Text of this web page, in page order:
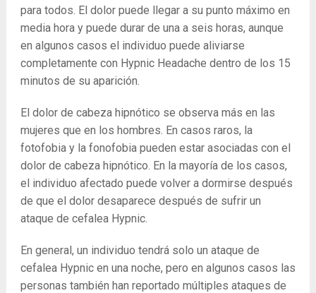
para todos. El dolor puede llegar a su punto máximo en
media hora y puede durar de una a seis horas, aunque
en algunos casos el individuo puede aliviarse
completamente con Hypnic Headache dentro de los 15
minutos de su aparición.
El dolor de cabeza hipnótico se observa más en las
mujeres que en los hombres. En casos raros, la
fotofobia y la fonofobia pueden estar asociadas con el
dolor de cabeza hipnótico. En la mayoría de los casos,
el individuo afectado puede volver a dormirse después
de que el dolor desaparece después de sufrir un
ataque de cefalea Hypnic.
En general, un individuo tendrá solo un ataque de
cefalea Hypnic en una noche, pero en algunos casos las
personas también han reportado múltiples ataques de